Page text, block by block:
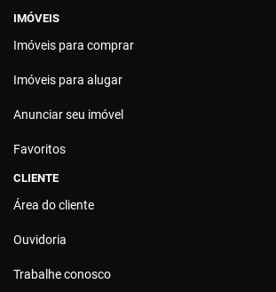
IMÓVEIS
Imóveis para comprar
Imóveis para alugar
Anunciar seu imóvel
Favoritos
CLIENTE
Área do cliente
Ouvidoria
Trabalhe conosco